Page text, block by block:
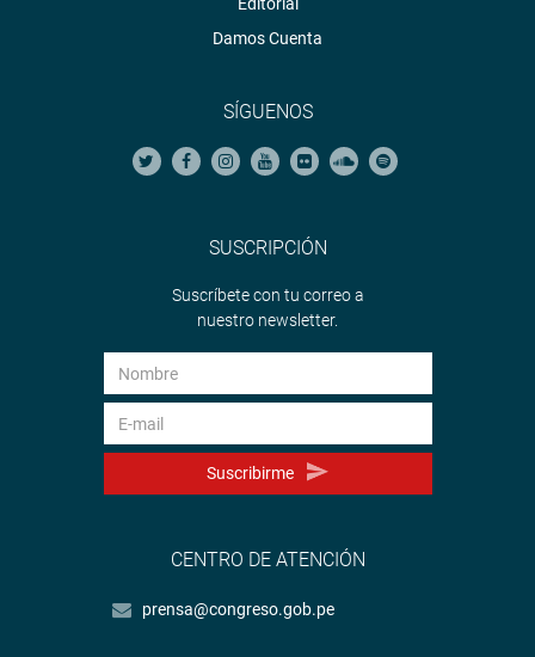
Damos Cuenta
SÍGUENOS
SUSCRIPCIÓN
Suscríbete con tu correo a
nuestro newsletter.
Suscribirme
CENTRO DE ATENCIÓN
prensa@congreso.gob.pe